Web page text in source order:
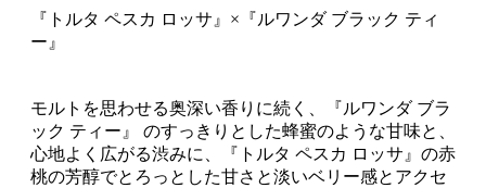
『トルタ ペスカ ロッサ』×『ルワンダ ブラック ティ
ー』
モルトを思わせる奥深い香りに続く、『ルワンダ ブラ
ック ティー』 のすっきりとした蜂蜜のような甘味と、
心地よく広がる渋みに、『トルタ ペスカ ロッサ』の赤
桃の芳醇でとろっとした甘さと淡いベリー感とアクセ